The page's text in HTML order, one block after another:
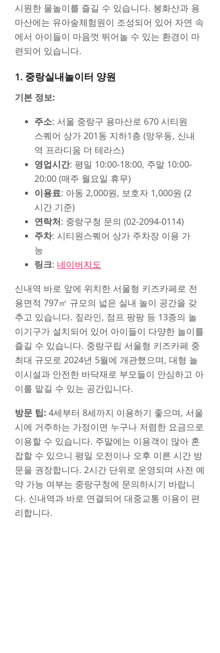
시원한 물놀이를 즐길 수 있습니다. 봉화산과 용
마산에는 유아숲체험원이 조성되어 있어 자연 속
에서 아이들이 마음껏 뛰어놀 수 있는 환경이 마
련되어 있습니다.
1. 중랑실내놀이터 양원
기본 정보:
주소: 서울 중랑구 용마산로 670 시티원
스퀘어 상가 201동 지하1층 (망우동, 신내
역 프라디움 더 테라스)
영업시간: 평일 10:00-18:00, 주말 10:00-
20:00 (매주 월요일 휴무)
이용료: 아동 2,000원, 보호자 1,000원 (2
시간 기준)
연락처: 중랑구청 문의 (02-2094-0114)
주차: 시티원스퀘어 상가 주차장 이용 가
능
링크: 네이버지도
신내역 바로 앞에 위치한 서울형 키즈카페로 전
용면적 797㎡ 규모의 넓은 실내 놀이 공간을 갖
추고 있습니다. 짚라인, 점프 팡팡 등 13종의 놀
이기구가 설치되어 있어 아이들이 다양한 놀이를
즐길 수 있습니다. 중랑구립 서울형 키즈카페 중
최대 규모로 2024년 5월에 개관했으며, 대형 놀
이시설과 안전한 바닥재로 부모들이 안심하고 아
이를 맡길 수 있는 공간입니다.
방문 팁: 4세부터 8세까지 이용하기 좋으며, 서울
시에 거주하는 가정이면 누구나 저렴한 요금으로
이용할 수 있습니다. 주말에는 이용객이 많아 혼
잡할 수 있으니 평일 오전이나 오후 이른 시간 방
문을 권장합니다. 2시간 단위로 운영되며 사전 예
약 가능 여부는 중랑구청에 문의하시기 바랍니
다. 신내역과 바로 연결되어 대중교통 이용이 편
리합니다.